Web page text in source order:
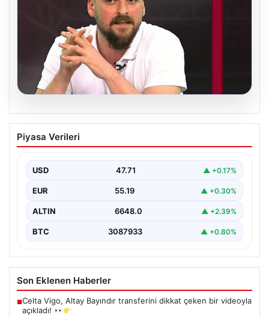
06.08.2026
Transfer krizi soruşturmaya dönüştü!
Burhan Can Terzi için harekete geçildi
Piyasa Verileri
USD 47.71 ▲ +0.17%
EUR 55.19 ▲ +0.30%
ALTIN 6648.0 ▲ +2.39%
BTC 3087933 ▲ +0.80%
Son Eklenen Haberler
■Celta Vigo, Altay Bayındır transferini dikkat çeken bir videoyla
açıkladı!